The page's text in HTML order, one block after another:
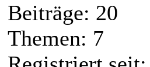
Beiträge: 20
Themen: 7